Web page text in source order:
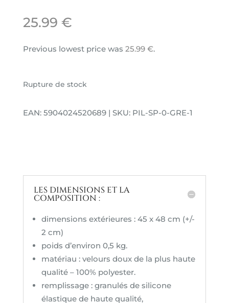
25.99 €
Previous lowest price was 25.99 €.
Rupture de stock
EAN: 5904024520689 | SKU: PIL-SP-0-GRE-1
LES DIMENSIONS ET LA
COMPOSITION :
dimensions extérieures : 45 x 48 cm (+/-
2 cm)
poids d’environ 0,5 kg.
matériau : velours doux de la plus haute
qualité – 100% polyester.
remplissage : granulés de silicone
élastique de haute qualité,